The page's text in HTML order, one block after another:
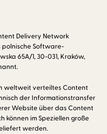
Delivery Network
polnische Software-
65A/1, 30-031, Kraków,
weltweit verteiltes Content
der Informationstransfer
Website über das Content
können im Speziellen große
werden.